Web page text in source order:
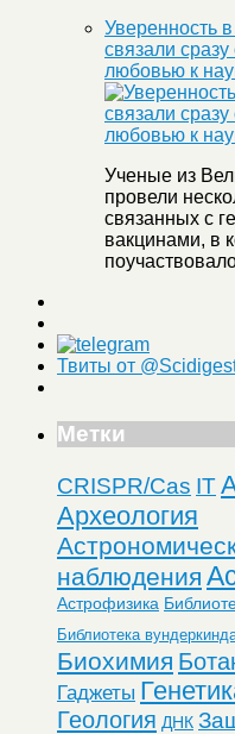
Уверенность
связали
любовью к
Ученые из
провели
связанных с
вакцинами, в
Твиты от
Метки
CRISPR/Cas IT
Археология
наблюдения
Астрофизика
Библиотека
Биохимия
Гаджеты
Геология ДНК